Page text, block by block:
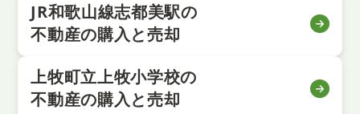
JR和歌山線志都美駅の
不動産の購入と売却
上牧町立上牧小学校の
不動産の購入と売却